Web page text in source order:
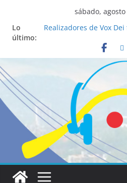
sábado, agosto
Lo
último:
Realizadores de Vox
La ciencia desvela los 5
fácilmente un católico
“Superancianos”
Pop Up Market atrae a
dinamiza la economía
Salud mental a la
hablarlo en familia
Lo que tienen en
Story 5 y el Papa León XIV